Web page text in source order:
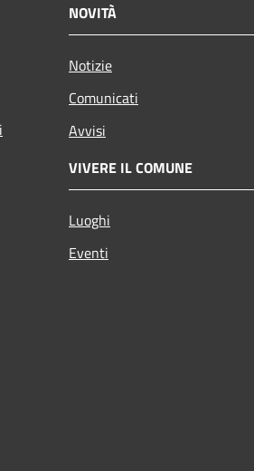
NOVITÀ
Notizie
Comunicati
Avvisi
VIVERE IL COMUNE
Luoghi
Eventi